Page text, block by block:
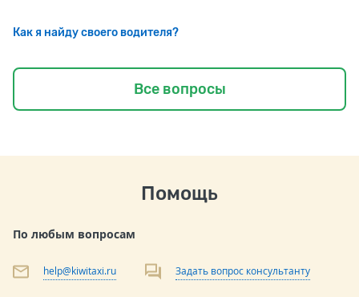
Как я найду своего водителя?
Все вопросы
Помощь
По любым вопросам
help@kiwitaxi.ru Задать вопрос консультанту